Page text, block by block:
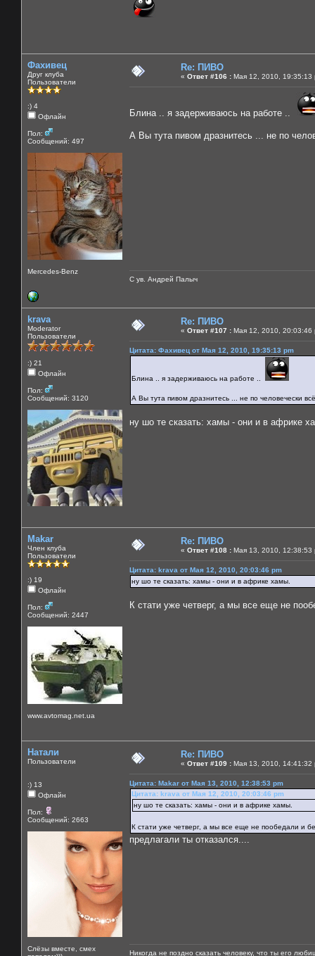
Фахивец
Друг клуба
Пользователи
:) 4
Офлайн
Пол:
Сообщений: 497
Mercedes-Benz
Re: ПИВО
« Ответ #106 : Мая 12, 2010, 19:35:13
Блина .. я задерживаюсь на работе ..
А Вы тута пивом дразнитесь ... не по
С ув. Андрей Палыч
krava
Moderator
Пользователи
:) 21
Офлайн
Пол:
Сообщений: 3120
Re: ПИВО
« Ответ #107 : Мая 12, 2010, 20:03:46
Цитата: Фахивец от Мая 12, 2010, 19:35:13 pm
Блина .. я задерживаюсь на работе ..
А Вы тута пивом дразнитесь ... не по человечески
ну шо те сказать: хамы - они и в африке
Makar
Член клуба
Пользователи
:) 19
Офлайн
Пол:
Сообщений: 2447
www.avtomag.net.ua
Re: ПИВО
« Ответ #108 : Мая 13, 2010, 12:38:53
Цитата: krava от Мая 12, 2010, 20:03:46 pm
ну шо те сказать: хамы - они и в африке хамы.
К стати уже четверг, а мы все еще не
Натали
Пользователи
:) 13
Офлайн
Пол:
Сообщений: 2663
Слёзы вместе, смех
Re: ПИВО
« Ответ #109 : Мая 13, 2010, 14:41:32
Цитата: Makar от Мая 13, 2010, 12:38:53 pm
Цитата: krava от Мая 12, 2010, 20:03:46 pm
ну шо те сказать: хамы - они и в африке хамы.
К стати уже четверг, а мы все еще не пообедали и
предлагали ты отказался....
Никогда не поздно сказать человеку, что ты его